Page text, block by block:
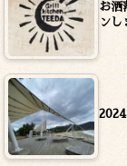
お洒
ンし